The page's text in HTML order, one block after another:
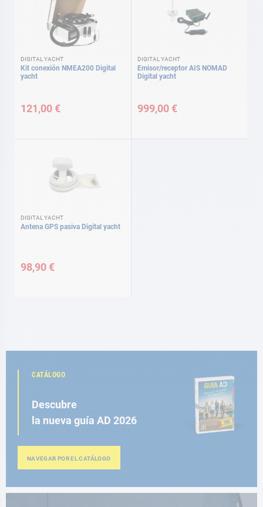
DIGITAL YACHT
Kit conexión NMEA200 Digital
yacht
121,00 €
DIGITAL YACHT
Emisor/receptor AIS NOMAD
Digital yacht
999,00 €
DIGITAL YACHT
Antena GPS pasiva Digital yacht
98,90 €
CATÁLOGO
Descubre
la nueva guía AD 2026
NAVEGAR POR EL CATÁLOGO